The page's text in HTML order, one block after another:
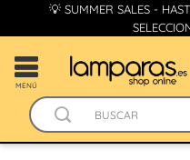
💡 SUMMER SALES -
MENÚ